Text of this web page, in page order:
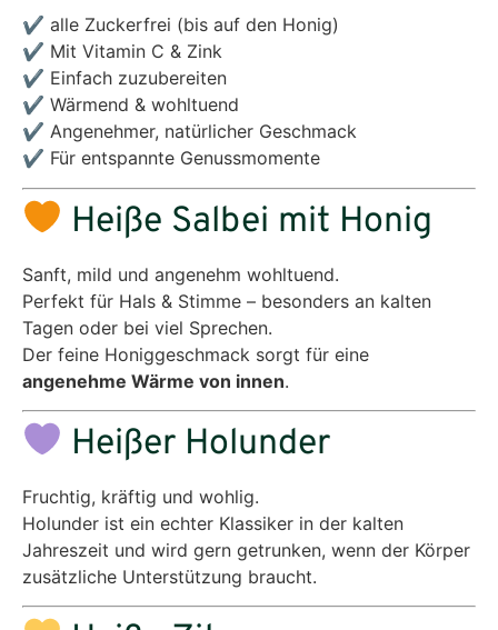
✔ alle Zuckerfrei (bis auf den Honig)
✔ Mit Vitamin C & Zink
✔ Einfach zuzubereiten
✔ Wärmend & wohltuend
✔ Angenehmer, natürlicher Geschmack
✔ Für entspannte Genussmomente
Heiße Salbei mit Honig
Sanft, mild und angenehm wohltuend.
Perfekt für Hals & Stimme – besonders an kalten
Tagen oder bei viel Sprechen.
Der feine Honiggeschmack sorgt für eine
angenehme Wärme von innen.
Heißer Holunder
Fruchtig, kräftig und wohlig.
Holunder ist ein echter Klassiker in der kalten
Jahreszeit und wird gern getrunken, wenn der Körper
zusätzliche Unterstützung braucht.